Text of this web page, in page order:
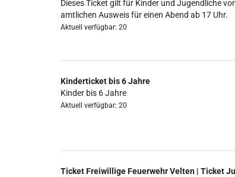
Dieses Ticket gilt für Kinder und Jugendliche
amtlichen Ausweis für einen Abend ab 17 Uhr.
Aktuell verfügbar: 20
Kinderticket bis 6 Jahre
Kinder bis 6 Jahre
Aktuell verfügbar: 20
Ticket Freiwillige Feuerwehr Velten | Ticket